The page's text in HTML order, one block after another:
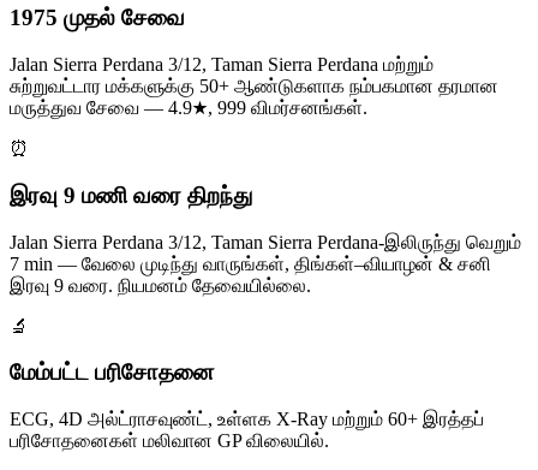
1975 முதல் சேவை
Jalan Sierra Perdana 3/12, Taman Sierra Perdana மற்றும்
சுற்றுவட்டார மக்களுக்கு 50+ ஆண்டுகளாக நம்பகமான தரமான
மருத்துவ சேவை — 4.9★, 999 விமர்சனங்கள்.
⏰
இரவு 9 மணி வரை திறந்து
Jalan Sierra Perdana 3/12, Taman Sierra Perdana-இலிருந்து வெறும்
7 min — வேலை முடிந்து வாருங்கள், திங்கள்–வியாழன் & சனி
இரவு 9 வரை. நியமனம் தேவையில்லை.
🔬
மேம்பட்ட பரிசோதனை
ECG, 4D அல்ட்ராசவுண்ட், உள்ளக X-Ray மற்றும் 60+ இரத்தப்
பரிசோதனைகள் மலிவான GP விலையில்.